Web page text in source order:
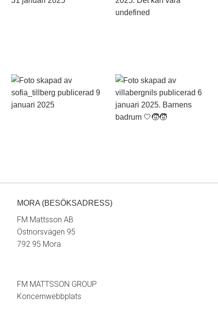
MORA (BESÖKSADRESS)
FM Mattsson AB
Östnorsvägen 95
792 95 Mora
FM MATTSSON GROUP
Koncernwebbplats